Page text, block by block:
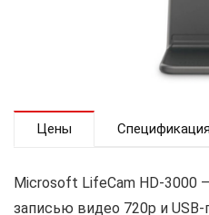
Цены Спецификация
Microsoft LifeCam HD-
записью видео 720p и